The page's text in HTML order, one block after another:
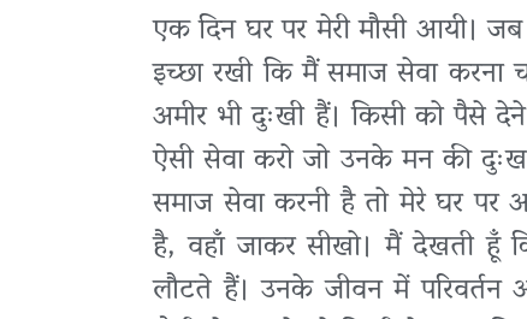
एक दिन घर पर मेरी मौसी आयी।
इच्छा रखी कि मैं समाज सेवा करना
अमीर भी दुःखी हैं। किसी को पैसे
ऐसी सेवा करो जो उनके मन की
समाज सेवा करनी है तो मेरे घर
है, वहाँ जाकर सीखो। मैं देखती हूँ
लौटते हैं। उनके जीवन में